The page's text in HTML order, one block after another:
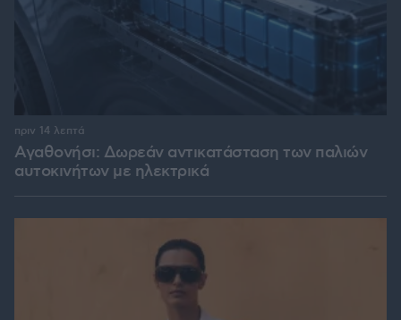
Αγαθονήσι: Δωρεάν αντικατάσταση των παλιών
αυτοκινήτων με ηλεκτρικά
πριν 14 λεπτά